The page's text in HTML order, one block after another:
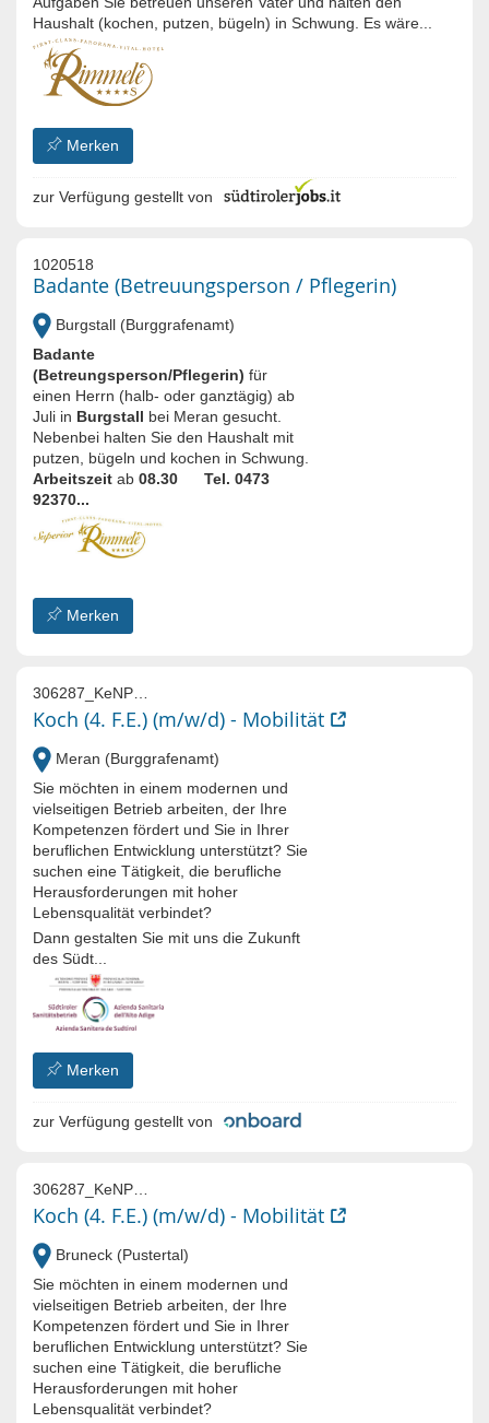
Haushalt (kochen, putzen, bügeln) in Schwung. Es wäre...
Merken
zur Verfügung gestellt von
1020518
Badante (Betreuungsperson / Pflegerin)
Burgstall (Burggrafenamt)
Badante
(Betreungsperson/Pflegerin) für
einen Herrn (halb- oder ganztägig) ab
Juli in Burgstall bei Meran gesucht.
Nebenbei halten Sie den Haushalt mit
putzen, bügeln und kochen in Schwung.
Arbeitszeit ab 08.30 Tel. 0473
92370...
Merken
Koch (4. F.E.) (m/w/d) - Mobilität
Meran (Burggrafenamt)
Sie möchten in einem modernen und
vielseitigen Betrieb arbeiten, der Ihre
Kompetenzen fördert und Sie in Ihrer
beruflichen Entwicklung unterstützt? Sie
suchen eine Tätigkeit, die berufliche
Herausforderungen mit hoher
Lebensqualität verbindet?
Dann gestalten Sie mit uns die Zukunft
des Südt...
Merken
zur Verfügung gestellt von
Koch (4. F.E.) (m/w/d) - Mobilität
Bruneck (Pustertal)
Sie möchten in einem modernen und
vielseitigen Betrieb arbeiten, der Ihre
Kompetenzen fördert und Sie in Ihrer
beruflichen Entwicklung unterstützt? Sie
suchen eine Tätigkeit, die berufliche
Herausforderungen mit hoher
Lebensqualität verbindet?